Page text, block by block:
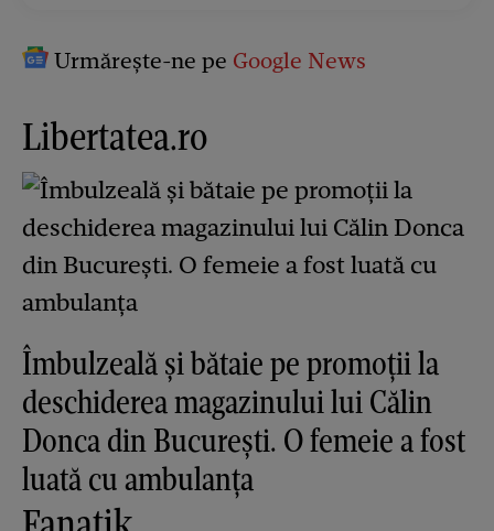
Urmărește-ne pe Google News
Libertatea.ro
Îmbulzeală și bătaie pe promoții la
deschiderea magazinului lui Călin
Donca din București. O femeie a fost
luată cu ambulanța